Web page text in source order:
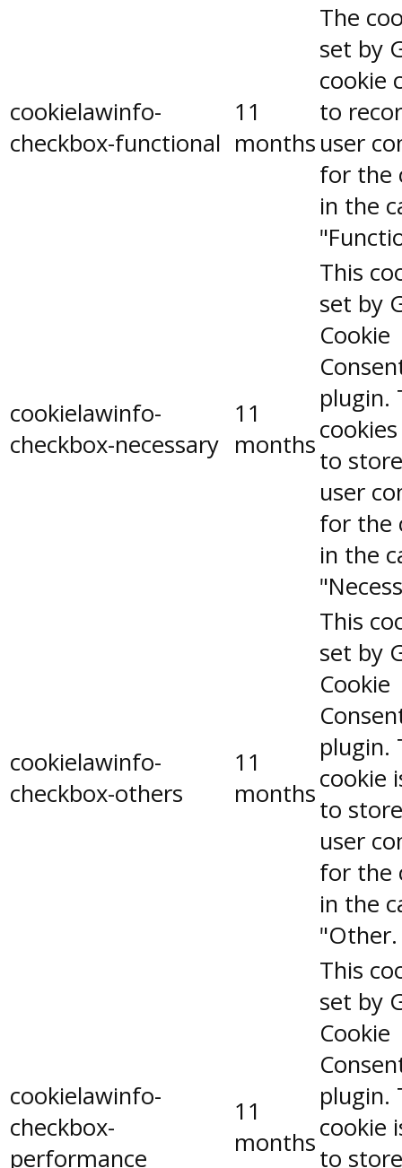
cookielawinfo-
checkbox-functional
11
months
The
set by
cookie
to
user
for the
in the
cookielawinfo-
checkbox-necessary
11
months
This
set by
Cookie
plugin.
to
user
for the
in the
cookielawinfo-
checkbox-others
11
months
This
set by
Cookie
plugin.
cookie
to
user
for the
in the
"Other.
cookielawinfo-
checkbox-
performance
11
months
This
set by
Cookie
plugin.
cookie
to